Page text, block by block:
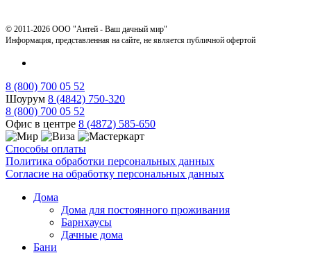
© 2011-2026 ООО "Антей - Ваш дачный мир"
Информация, представленная на сайте, не является публичной офертой
8 (800) 700 05 52
Шоурум 8 (4842) 750-320
8 (800) 700 05 52
Офис в центре 8 (4872) 585-650
Способы оплаты
Политика обработки персональных данных
Согласие на обработку персональных данных
Дома
Дома для постоянного проживания
Барнхаусы
Дачные дома
Бани